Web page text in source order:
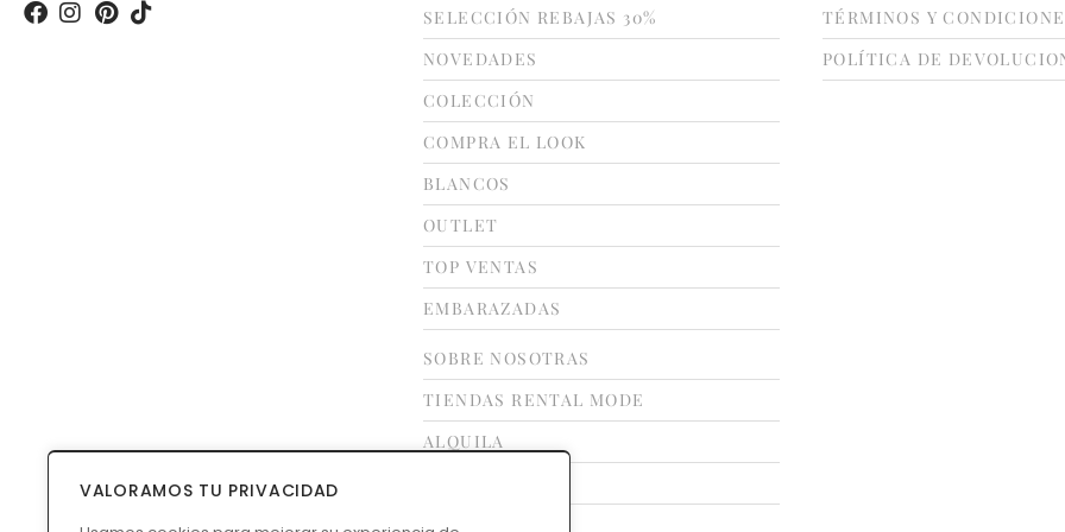
VALORAMOS TU PRIVACIDAD
SELECCIÓN REBAJAS 30%
NOVEDADES
COLECCIÓN
COMPRA EL LOOK
BLANCOS
OUTLET
TOP VENTAS
EMBARAZADAS
SOBRE NOSOTRAS
TIENDAS RENTAL MODE
ALQUILA
CONTACTO
TÉRMINOS Y
POLÍTICA DE